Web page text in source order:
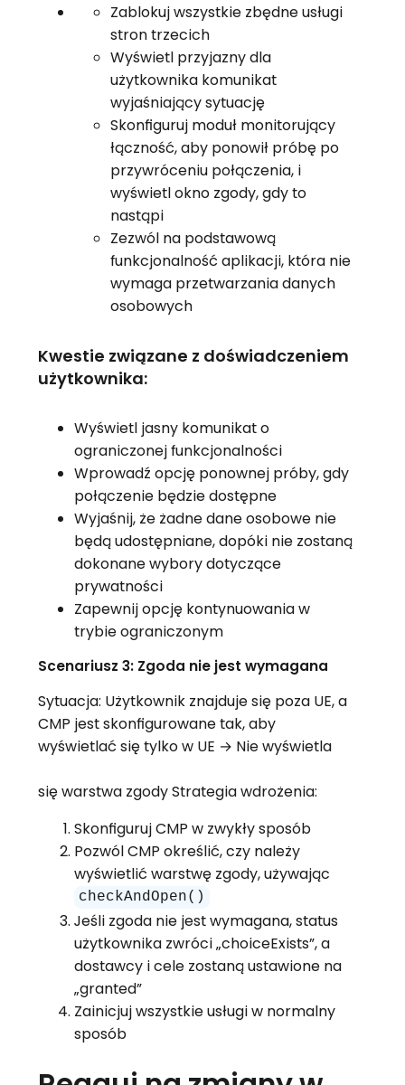
Zablokuj wszystkie zbędne usługi
stron trzecich
Wyświetl przyjazny dla
użytkownika komunikat
wyjaśniający sytuację
Skonfiguruj moduł monitorujący
łączność, aby ponowił próbę po
przywróceniu połączenia, i
wyświetl okno zgody, gdy to
nastąpi
Zezwól na podstawową
funkcjonalność aplikacji, która nie
wymaga przetwarzania danych
osobowych
Kwestie związane z doświadczeniem
użytkownika:
Wyświetl jasny komunikat o
ograniczonej funkcjonalności
Wprowadź opcję ponownej próby, gdy
połączenie będzie dostępne
Wyjaśnij, że żadne dane osobowe nie
będą udostępniane, dopóki nie zostaną
dokonane wybory dotyczące
prywatności
Zapewnij opcję kontynuowania w
trybie ograniczonym
Scenariusz 3: Zgoda nie jest wymagana
Sytuacja: Użytkownik znajduje się poza UE, a
CMP jest skonfigurowane tak, aby
wyświetlać się tylko w UE → Nie wyświetla
się warstwa zgody Strategia wdrożenia:
Skonfiguruj CMP w zwykły sposób
Pozwól CMP określić, czy należy
wyświetlić warstwę zgody, używając
checkAndOpen()
Jeśli zgoda nie jest wymagana, status
użytkownika zwróci „choiceExists”, a
dostawcy i cele zostaną ustawione na
„granted”
Zainicjuj wszystkie usługi w normalny
sposób